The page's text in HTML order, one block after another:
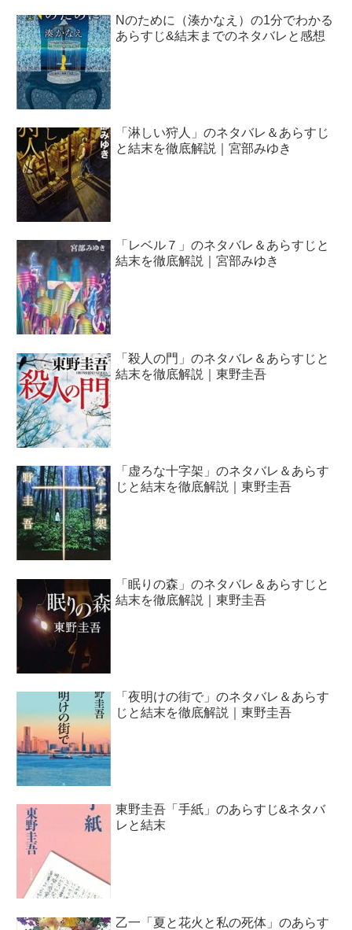
Nのために（湊かなえ）の1分でわかる
あらすじ&結末までのネタバレと感想
「淋しい狩人」のネタバレ＆あらすじ
と結末を徹底解説｜宮部みゆき
「レベル７」のネタバレ＆あらすじと
結末を徹底解説｜宮部みゆき
「殺人の門」のネタバレ＆あらすじと
結末を徹底解説｜東野圭吾
「虚ろな十字架」のネタバレ＆あらす
じと結末を徹底解説｜東野圭吾
「眠りの森」のネタバレ＆あらすじと
結末を徹底解説｜東野圭吾
「夜明けの街で」のネタバレ＆あらす
じと結末を徹底解説｜東野圭吾
東野圭吾「手紙」のあらすじ&ネタバ
レと結末
乙一「夏と花火と私の死体」のあらす